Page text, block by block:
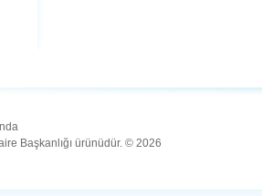
Başkanlığı ürünüdür. © 2026